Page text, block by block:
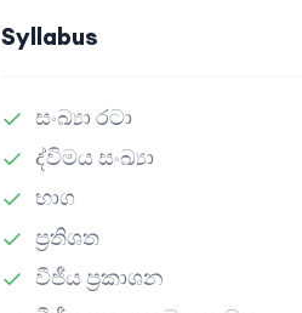
Syllabus
සංඛ්‍යා රටා
ද්විමය සංඛ්‍යා
භාග
ප්‍රතිශත
වීජීය ප්‍රකාශන